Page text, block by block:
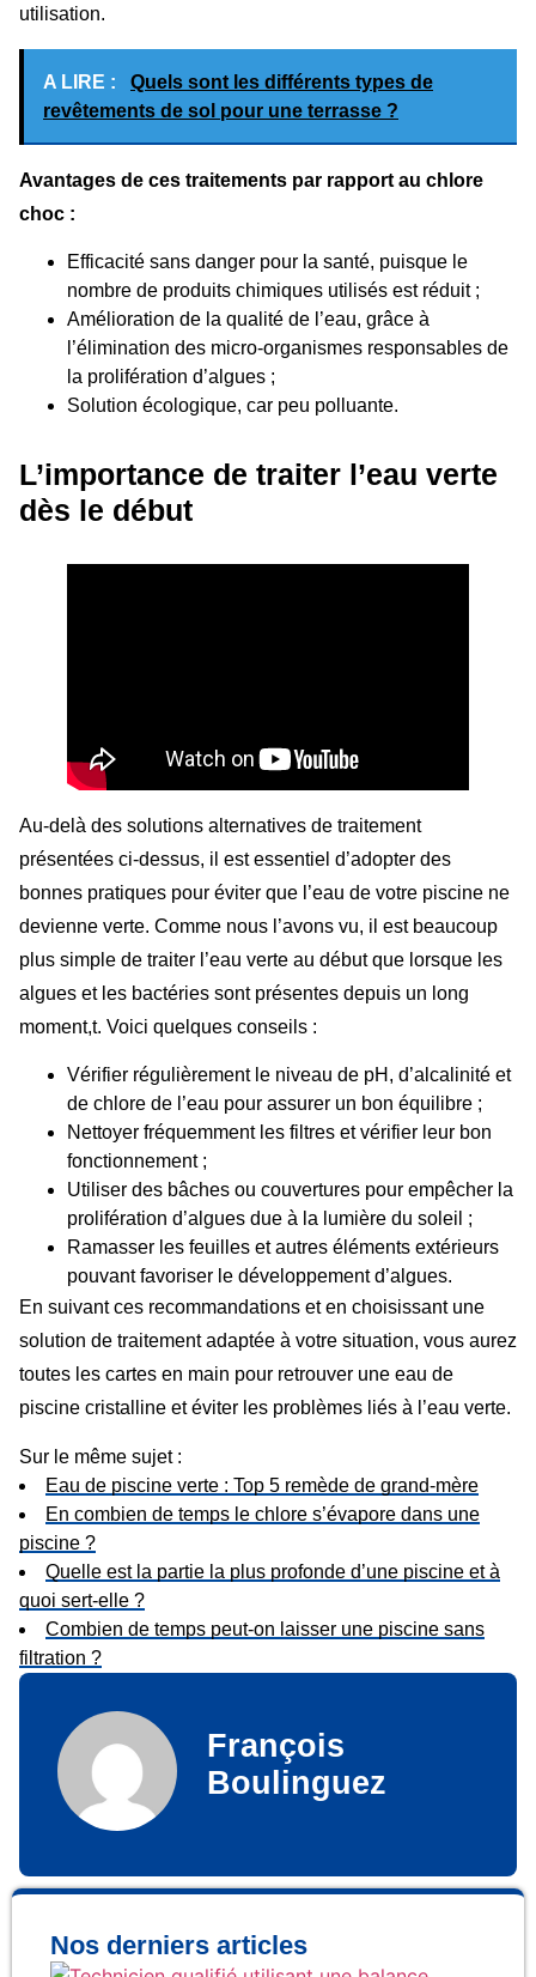
utilisation.
A LIRE :
Quels sont les différents types de
revêtements de sol pour une terrasse ?
Avantages de ces traitements par rapport au chlore
choc :
Efficacité sans danger pour la santé, puisque le
nombre de produits chimiques utilisés est réduit ;
Amélioration de la qualité de l’eau, grâce à
l’élimination des micro-organismes responsables de
la prolifération d’algues ;
Solution écologique, car peu polluante.
L’importance de traiter l’eau verte
dès le début
Au-delà des solutions alternatives de traitement
présentées ci-dessus, il est essentiel d’adopter des
bonnes pratiques pour éviter que l’eau de votre piscine ne
devienne verte. Comme nous l’avons vu, il est beaucoup
plus simple de traiter l’eau verte au début que lorsque les
algues et les bactéries sont présentes depuis un long
moment,t. Voici quelques conseils :
Vérifier régulièrement le niveau de pH, d’alcalinité et
de chlore de l’eau pour assurer un bon équilibre ;
Nettoyer fréquemment les filtres et vérifier leur bon
fonctionnement ;
Utiliser des bâches ou couvertures pour empêcher la
prolifération d’algues due à la lumière du soleil ;
Ramasser les feuilles et autres éléments extérieurs
pouvant favoriser le développement d’algues.
En suivant ces recommandations et en choisissant une
solution de traitement adaptée à votre situation, vous aurez
toutes les cartes en main pour retrouver une eau de
piscine cristalline et éviter les problèmes liés à l’eau verte.
Sur le même sujet :
Eau de piscine verte : Top 5 remède de grand-mère
En combien de temps le chlore s’évapore dans une
piscine ?
Quelle est la partie la plus profonde d’une piscine et à
quoi sert-elle ?
Combien de temps peut-on laisser une piscine sans
filtration ?
François
Boulinguez
Nos derniers articles